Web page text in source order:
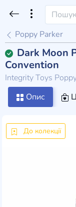
Poppy Parker
Dark Moon
Convention
Integrity Toys
Опис
До колекції